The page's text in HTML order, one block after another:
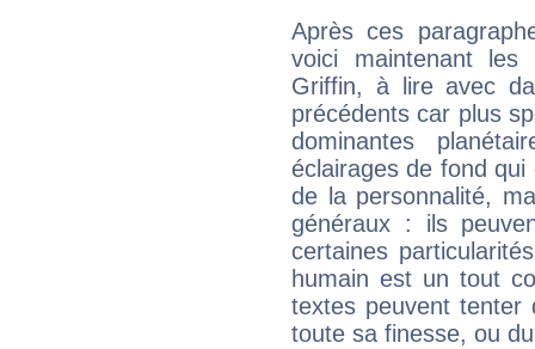
Après ces
voici maintenant
Griffin, à lire avec
précédents car plus
dominantes
éclairages de fond
de la personnalité,
généraux : ils
certaines
humain est un tout
textes peuvent tenter
toute sa finesse, ou